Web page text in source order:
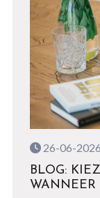
26-06-2026
BLOG: